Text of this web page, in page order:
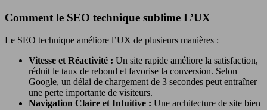
Comment le SEO technique sublime L’UX
Le SEO technique améliore l’UX de plusieurs manières :
Vitesse et Réactivité : Un site rapide améliore la satisfaction,
réduit le taux de rebond et favorise la conversion. Selon
Google, un délai de chargement de 3 secondes peut entraîner
une perte importante de visiteurs.
Navigation Claire et Intuitive : Une architecture de site bien